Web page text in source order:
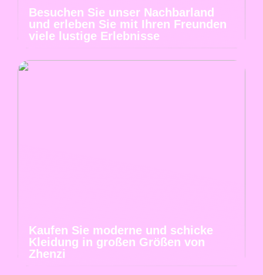
Besuchen Sie unser Nachbarland
und erleben Sie mit Ihren Freunden
viele lustige Erlebnisse
Kaufen Sie moderne und schicke
Kleidung in großen Größen von
Zhenzi